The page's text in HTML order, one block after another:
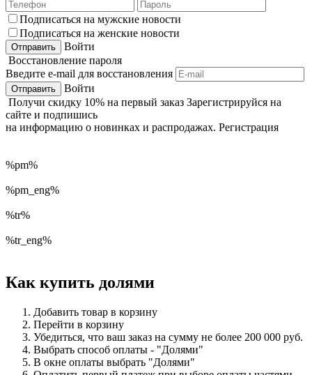
Подписаться на мужские новости
Подписаться на женские новости
Войти
Восстановление пароля
Введите e-mail для восстановления
Войти
Получи скидку 10% на первый заказ Зарегистрируйся на
сайте и подпишись
на информацию о новинках и распродажах. Регистрация
%pm%
%pm_eng%
%tr%
%tr_eng%
Как купить долями
Добавить товар в корзину
Перейти в корзину
Убедиться, что ваш заказ на сумму не более 200 000 руб.
Выбрать способ оплаты - "Долями"
В окне оплаты выбрать "Долями"